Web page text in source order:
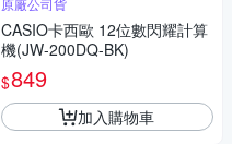
原廠公司貨
CASIO卡西歐 12位數閃耀計算
機(JW-200DQ-BK)
$849
加入購物車